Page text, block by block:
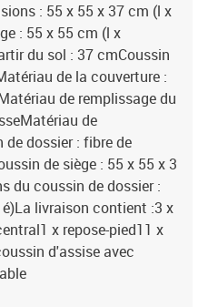
: 55 x 55 x 37 cm (l x
: 55 x 55 cm (l x
du sol : 37 cmCoussin
de la couverture :
de remplissage du
de
dossier : fibre de
de siège : 55 x 55 x 3
du coussin de dossier :
livraison contient :3 x
x repose-pied11 x
d'assise avec